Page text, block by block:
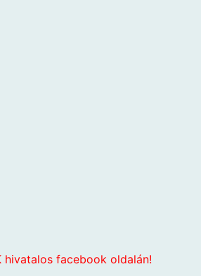
hivatalos facebook oldalán!